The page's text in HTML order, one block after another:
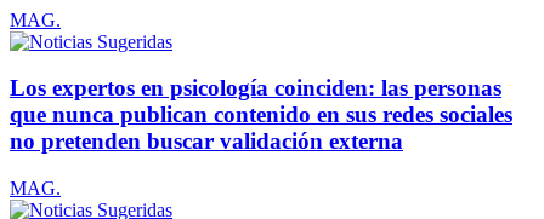
MAG.
Los expertos en psicología coinciden: las personas
que nunca publican contenido en sus redes sociales
no pretenden buscar validación externa
MAG.